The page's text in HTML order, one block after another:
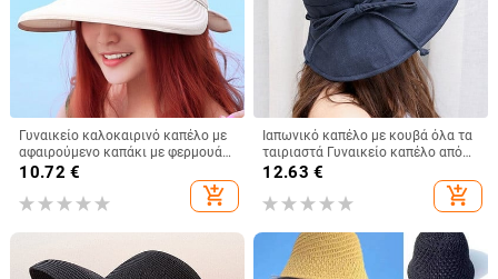
Γυναικείο καλοκαιρινό καπέλο με
αφαιρούμενο καπάκι με φερμουάρ
με άδειο επάνω καπέλο Cycilng
Γυναικεία πτυσσόμενα καπέλα με
10.72 €
add_shopping_cart
Ιαπωνικό καπέλο με κουβά όλα τα
ταιριαστά Γυναικείο καπέλο από
βαμβακερό καπέλο με φιόγκο με
πτυσσόμενο καπέλο κατά της
12.63 €
add_shopping_cart